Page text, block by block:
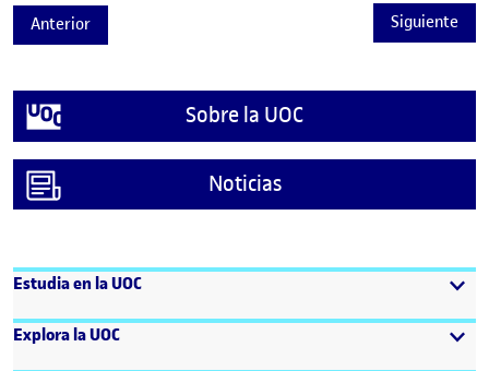
Anterior Siguiente
Sobre la UOC
Noticias
Estudia en la UOC
Explora la UOC